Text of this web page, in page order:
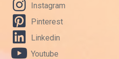
Instagram
Pinterest
Linkedin
Youtube